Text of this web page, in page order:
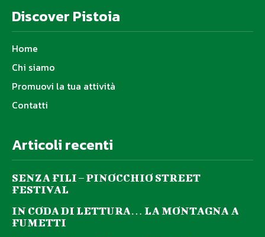
Discover Pistoia
Home
Chi siamo
Promuovi la tua attività
Contatti
Articoli recenti
SENZA FILI – PINOCCHIO STREET
FESTIVAL
IN CODA DI LETTURA… LA MONTAGNA A
FUMETTI